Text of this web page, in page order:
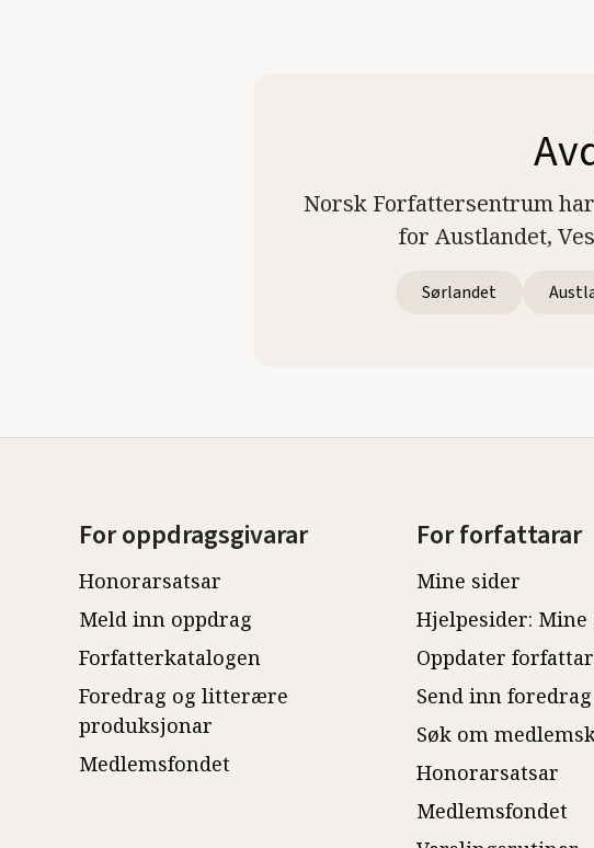
Norsk Forfattersentrum
for Austlandet,
Sørlandet
For oppdragsgivarar
Honorarsatsar
Meld inn oppdrag
Forfatterkatalogen
Foredrag og litterære
produksjonar
Medlemsfondet
For forfattarar
Mine sider
Hjelpesider: Mine
Oppdater
Send inn foredrag
Søk om
Honorarsatsar
Medlemsfondet